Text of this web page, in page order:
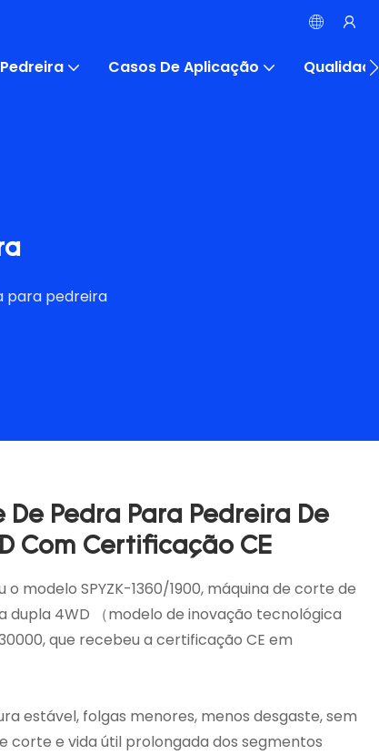
Casos De Aplicação
para pedreira
Pedra Para Pedreira De
Com Certificação CE
o modelo SPYZK-1360/1900, máquina de corte de
4WD （modelo de inovação tecnológica
que recebeu a certificação CE em
estável, folgas menores, menos desgaste, sem
corte e vida útil prolongada dos segmentos